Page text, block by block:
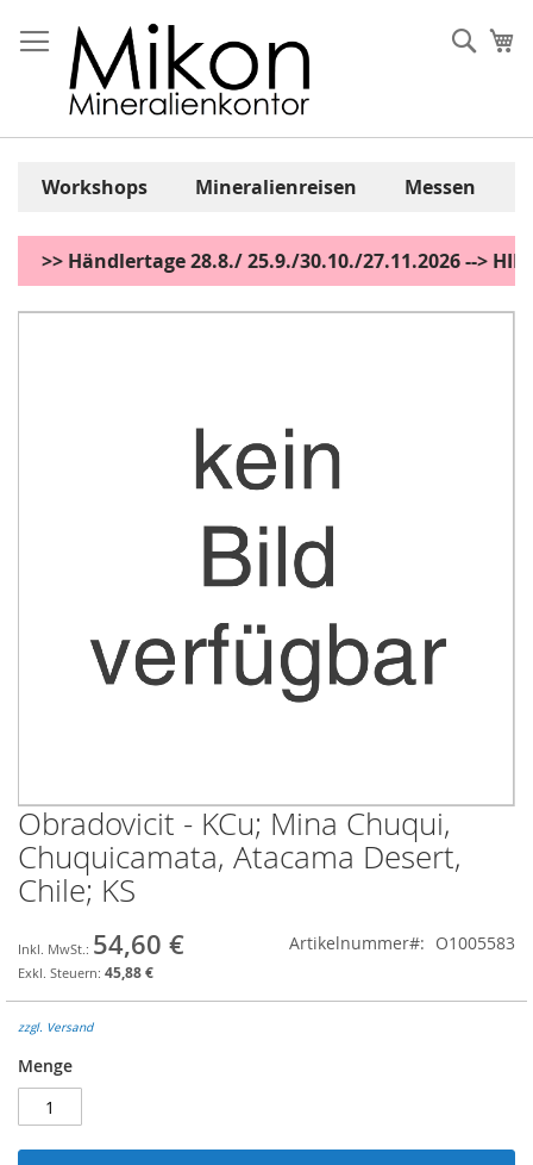
Inhalt
springen
Workshops Mineralienreisen Messen
>> Händlertage 28.8./ 25.9./30.10./27.11.2026 -->
Zum
Zum
Anfang
der
Bildgalerie
springen
Obradovicit - KCu; Mina Chuqui,
Chuquicamata, Atacama Desert,
Chile; KS
54,60 €
45,88 €
Artikelnummer O1005583
zzgl. Versand
Menge